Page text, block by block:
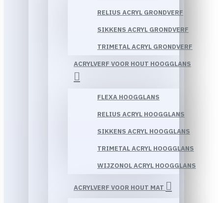
RELIUS ACRYL GRONDVERF
SIKKENS ACRYL GRONDVERF
TRIMETAL ACRYL GRONDVERF
ACRYLVERF VOOR HOUT HOOGGLANS
FLEXA HOOGGLANS
RELIUS ACRYL HOOGGLANS
SIKKENS ACRYL HOOGGLANS
TRIMETAL ACRYL HOOGGLANS
WIJZONOL ACRYL HOOGGLANS
ACRYLVERF VOOR HOUT MAT